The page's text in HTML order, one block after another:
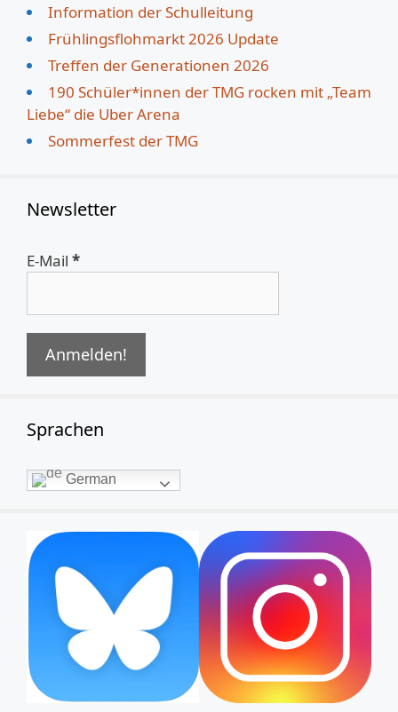
Information der Schulleitung
Frühlingsflohmarkt 2026 Update
Treffen der Generationen 2026
190 Schüler*innen der TMG rocken mit „Team
Liebe“ die Uber Arena
Sommerfest der TMG
Newsletter
E-Mail *
Sprachen
German